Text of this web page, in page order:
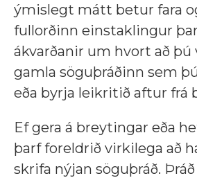
ýmislegt mátt betur fara
fullorðinn einstaklingur
ákvarðanir um hvort að þú
gamla söguþráðinn sem
eða byrja leikritið aftur frá
Ef gera á breytingar eða
þarf foreldrið virkilega að
skrifa nýjan söguþráð.